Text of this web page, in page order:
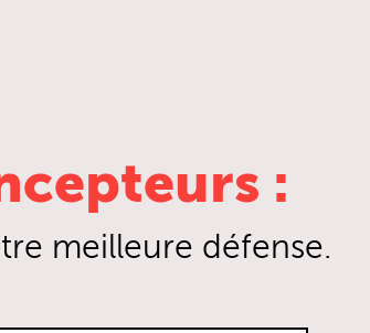
:
meilleure défense.